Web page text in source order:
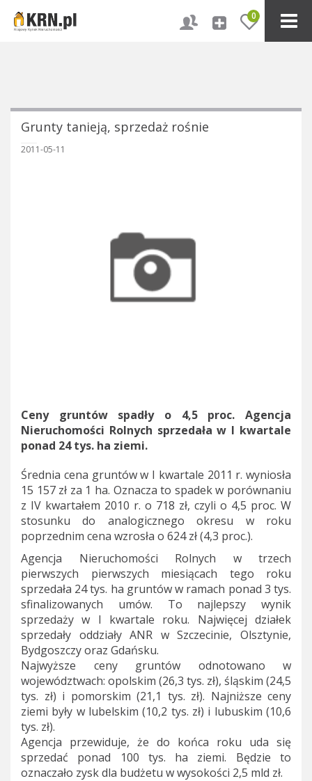
0
Grunty tanieją, sprzedaż rośnie
2011-05-11
Ceny gruntów spadły o 4,5 proc. Agencja
Nieruchomości Rolnych sprzedała w I kwartale
ponad 24 tys. ha ziemi.
Średnia cena gruntów w I kwartale 2011 r. wyniosła
15 157 zł za 1 ha. Oznacza to spadek w porównaniu
z IV kwartałem 2010 r. o 718 zł, czyli o 4,5 proc. W
stosunku do analogicznego okresu w roku
poprzednim cena wzrosła o 624 zł (4,3 proc.).
Agencja Nieruchomości Rolnych w trzech
pierwszych pierwszych miesiącach tego roku
sprzedała 24 tys. ha gruntów w ramach ponad 3 tys.
sfinalizowanych umów. To najlepszy wynik
sprzedaży w I kwartale roku. Najwięcej działek
sprzedały oddziały ANR w Szczecinie, Olsztynie,
Bydgoszczy oraz Gdańsku.
Najwyższe ceny gruntów odnotowano w
województwach: opolskim (26,3 tys. zł), śląskim (24,5
tys. zł) i pomorskim (21,1 tys. zł). Najniższe ceny
ziemi były w lubelskim (10,2 tys. zł) i lubuskim (10,6
tys. zł).
Agencja przewiduje, że do końca roku uda się
sprzedać ponad 100 tys. ha ziemi. Będzie to
oznaczało zysk dla budżetu w wysokości 2,5 mld zł.